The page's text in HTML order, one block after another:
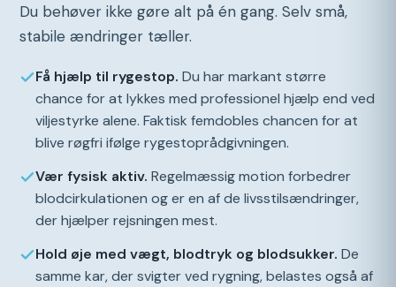
Du behøver ikke gøre alt på én gang. Selv små,
stabile ændringer tæller.
Få hjælp til rygestop. Du har markant større
chance for at lykkes med professionel hjælp end ved
viljestyrke alene. Faktisk femdobles chancen for at
blive røgfri ifølge rygestoprådgivningen.
Vær fysisk aktiv. Regelmæssig motion forbedrer
blodcirkulationen og er en af de livsstilsændringer,
der hjælper rejsningen mest.
Hold øje med vægt, blodtryk og blodsukker. De
samme kar, der svigter ved rygning, belastes også af